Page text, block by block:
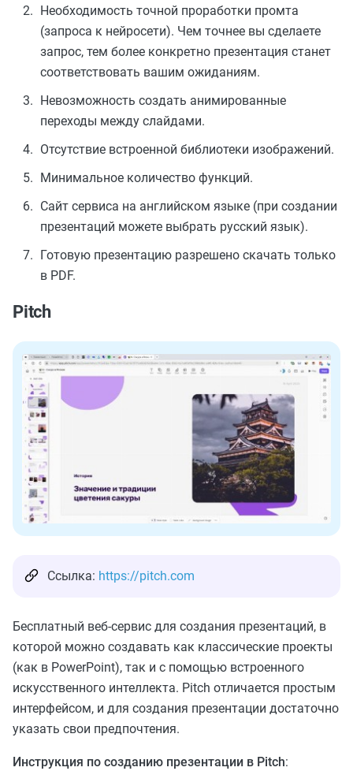
Необходимость точной проработки промта
(запроса к нейросети). Чем точнее вы сделаете
запрос, тем более конкретно презентация станет
соответствовать вашим ожиданиям.
Невозможность создать анимированные
переходы между слайдами.
Отсутствие встроенной библиотеки изображений.
Минимальное количество функций.
Сайт сервиса на английском языке (при создании
презентаций можете выбрать русский язык).
Готовую презентацию разрешено скачать только
в PDF.
Pitch
Ссылка: https://pitch.com
Бесплатный веб-сервис для создания презентаций, в
которой можно создавать как классические проекты
(как в PowerPoint), так и с помощью встроенного
искусственного интеллекта. Pitch отличается простым
интерфейсом, и для создания презентации достаточно
указать свои предпочтения.
Инструкция по созданию презентации в Pitch: